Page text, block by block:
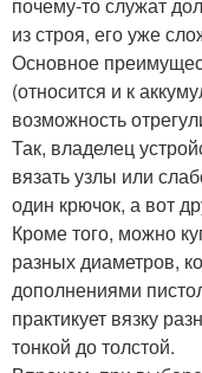
из строя, его уже
Основное
(относится и к
возможность
Так, владелец
вязать узлы или
один крючок, а вот
Кроме того, можно
разных диаметров,
дополнениями
практикует вязку
тонкой до толстой.